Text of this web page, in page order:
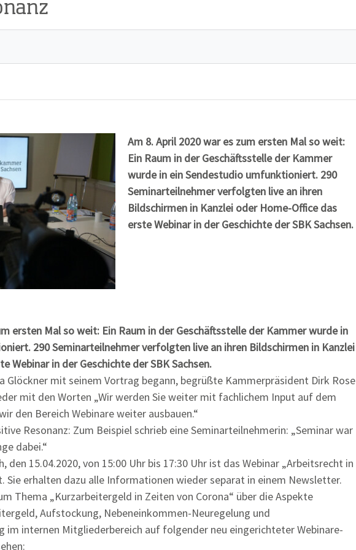
Am 8. April 2020 war es zum ersten Mal so weit:
Ein Raum in der Geschäftsstelle der Kammer
wurde in ein Sendestudio umfunktioniert. 290
Seminarteilnehmer verfolgten live an ihren
Bildschirmen in Kanzlei oder Home-Office das
erste Webinar in der Geschichte der SBK Sachsen.
ersten Mal so weit: Ein Raum in der Geschäftsstelle der Kammer wurde in
290 Seminarteilnehmer verfolgten live an ihren Bildschirmen in Kanzlei
Webinar in der Geschichte der SBK Sachsen.
Glöckner mit seinem Vortrag begann, begrüßte Kammerpräsident Dirk Rose
mit den Worten „Wir werden Sie weiter mit fachlichem Input auf dem
den Bereich Webinare weiter ausbauen.“
Resonanz: Zum Beispiel schrieb eine Seminarteilnehmerin: „Seminar war
dabei.“
15.04.2020, von 15:00 Uhr bis 17:30 Uhr ist das Webinar „Arbeitsrecht in
Sie erhalten dazu alle Informationen wieder separat in einem Newsletter.
Thema „Kurzarbeitergeld in Zeiten von Corona“ über die Aspekte
Aufstockung, Nebeneinkommen-Neuregelung und
im internen Mitgliederbereich auf folgender neu eingerichteter Webinare-